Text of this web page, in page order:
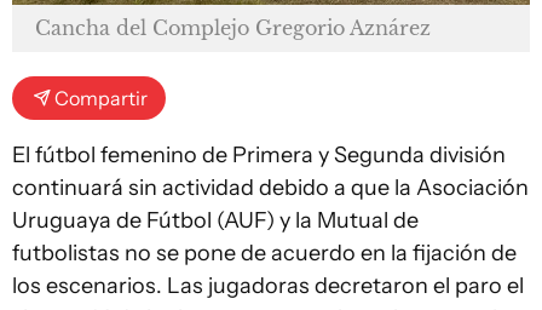
Cancha del Complejo Gregorio Aznárez
Compartir
El fútbol femenino de Primera y Segunda división
continuará sin actividad debido a que la Asociación
Uruguaya de Fútbol (AUF) y la Mutual de
futbolistas no se pone de acuerdo en la fijación de
los escenarios. Las jugadoras decretaron el paro el